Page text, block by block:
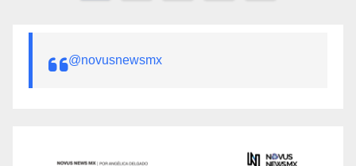
entradas
@novusnewsmx